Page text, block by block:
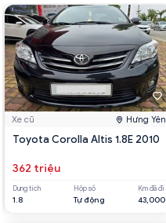
Xe cũ Hưng Yên
Toyota Corolla Altis 1.8E 2010
362 triệu
Dung tích
1.8
Hộp số
Tự động
Km đã đi
43,000